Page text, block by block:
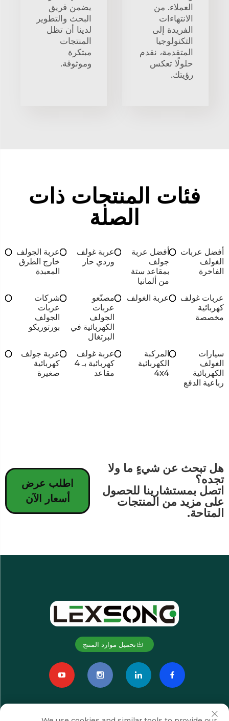
العملاء. من
الانتهاءات
الفريدة إلى
التكنولوجيا
المتقدمة، نقدم
حلولًا تعكس
رؤيتك.
يضمن فريق
البحث والتطوير
لدينا أن تظل
المنتجات
مبتكرة
وموثوقة.
فئات المنتجات ذات
الصلة
أفضل عربات
الغولف
الفاخرة
أفضل عربة
جولف
بمقاعد ستة
من ألمانيا
عربة غولف
وردي حار
عربة الجولف
خارج الطرق
المعبدة
عربات غولف
كهربائية
مخصصة
عربة الغولف
مصنّعو
عربات
الجولف
الكهربائية في
البرتغال
شركات
عربات
الجولف
بورتوريكو
سيارات
الغولف
الكهربائية
رباعية الدفع
المركبة
الكهربائية
4x4
عربة غولف
كهربائية بـ 4
مقاعد
عربة جولف
كهربائية
صغيرة
هل تبحث عن شيءٍ ما ولا
تجده؟
اتصل بمستشارينا للحصول
على مزيد من المنتجات
المتاحة.
اطلب عرض
أسعار الآن
تحميل موارد المنتج